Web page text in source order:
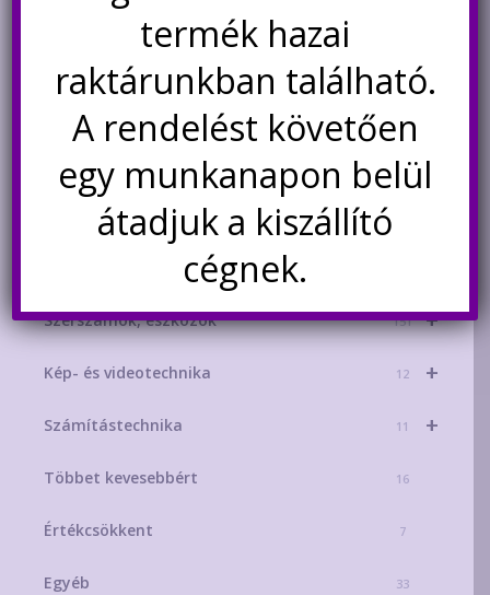
Hangtechnika
3D nyomtató, gravírozó, CNC
+
32
Elektronikai alkatrészek
+
Szerszámok, eszközök 151
+
Kép- és videotechnika 12
+
Számítástechnika 11
Többet kevesebbért 16
Értékcsökkent 7
Egyéb 33
termék hazai
raktárunkban található.
A rendelést követően
egy munkanapon belül
átadjuk a kiszállító
cégnek.